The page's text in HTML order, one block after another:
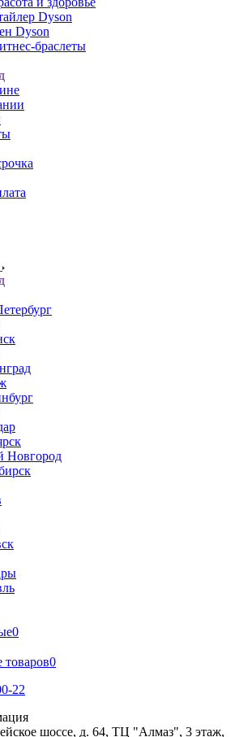
Dyson
Dyson
браслеты
Новгород
0
товаров0
22
шоссе, д. 64, ТЦ "Алмаз", 3 этаж,